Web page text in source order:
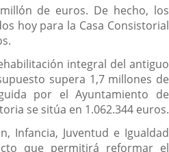
de euros. De hecho, los
hoy para la Casa Consistorial
integral del antiguo
supera 1,7 millones de
por el Ayuntamiento de
se sitúa en 1.062.344 euros.
Infancia, Juventud e Igualdad
que permitirá reformar el